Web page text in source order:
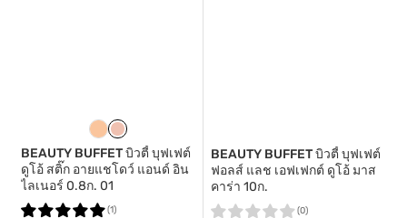
BEAUTY BUFFETบิวตี้ บุฟเฟต์
ดูโอ้ สติ๊ก อายแชโดว์ แอนด์ อิน
ไลเนอร์ 0.8ก. 01
(1)
BEAUTY BUFFETบิวตี้ บุฟเฟต์
ฟอลส์ แลช เอฟเฟกต์ ดูโอ้ มาส
คาร่า 10ก.
(0)